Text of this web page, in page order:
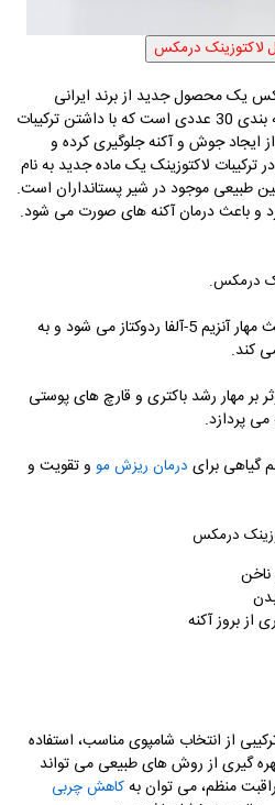
یک محصول جدید از برند ایرانی
درمکس است. این مکمل در بسته بندی 30 عددی است که با داشتن ترکیبات
ایجاد جوش و آکنه جلوگیری کرده و
لاکتوزینک یک ماده جدید به نام
طبیعی موجود در شیر پستانداران است.
و باعث درمان آکنه های صورت می شود.
درمکس.
گیاه گزنه نیز با داشتن ترکیباتی باعث مهار آنزیم 5-آلفا ردوکتاز می شود و به
کند.
موثر بر مهار رشد باکتری و قارچ های پوستی
پردازد.
گیاهی برای درمان ریزش مو و تقویت و
درمکس
از بروز آکنه
از انتخاب شامپوی مناسب، استفاده
گیری از روش های طبیعی می تواند
منظم، می توان بهکاهش چربی